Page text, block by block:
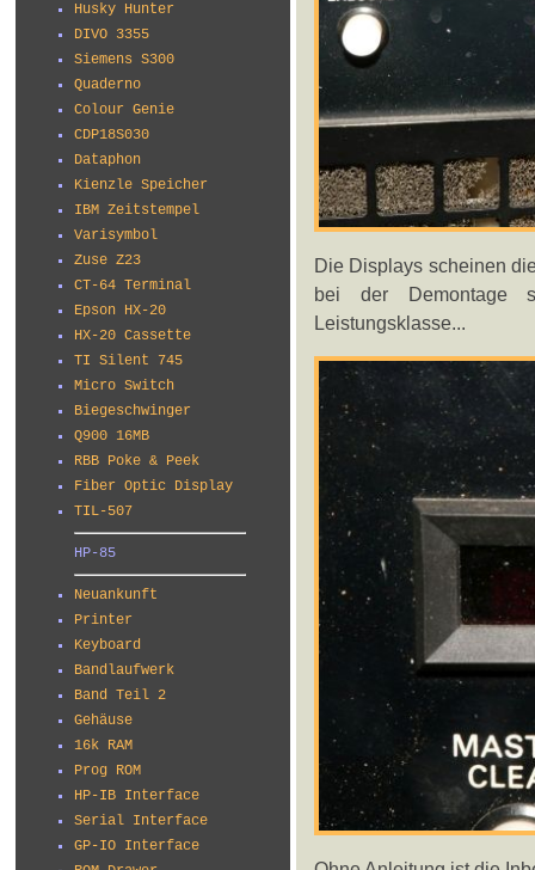
Husky Hunter
DIVO 3355
Siemens S300
Quaderno
Colour Genie
CDP18S030
Dataphon
Kienzle Speicher
IBM Zeitstempel
Varisymbol
Zuse Z23
CT-64 Terminal
Epson HX-20
HX-20 Cassette
TI Silent 745
Micro Switch
Biegeschwinger
Q900 16MB
RBB Poke & Peek
Fiber Optic Display
TIL-507
HP-85
Neuankunft
Printer
Keyboard
Bandlaufwerk
Band Teil 2
Gehäuse
16k RAM
Prog ROM
HP-IB Interface
Serial Interface
GP-IO Interface
Die Displays scheinen
bei der Demontage
Leistungsklasse...